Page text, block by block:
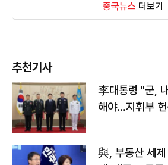
중국뉴스 더보기
추천기사
李대통령 "군,
해야…지휘부
與, 부동산 세